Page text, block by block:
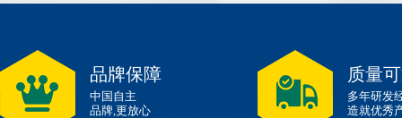
品牌保障
中国自主
品牌,更放心
质量
多年研发
造就优秀